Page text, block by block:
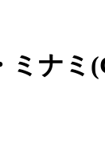
ミナミ